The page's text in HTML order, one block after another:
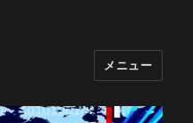
メニュー